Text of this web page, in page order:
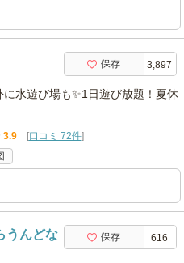
保存 3,897
水遊び場も✨1日遊び放題！夏休
3.9 [口コミ 72件]
うんどな
保存 616